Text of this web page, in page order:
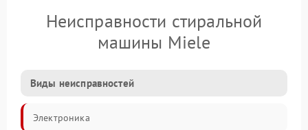
Неисправности стиральной
машины Miele
Виды неисправностей
Электроника